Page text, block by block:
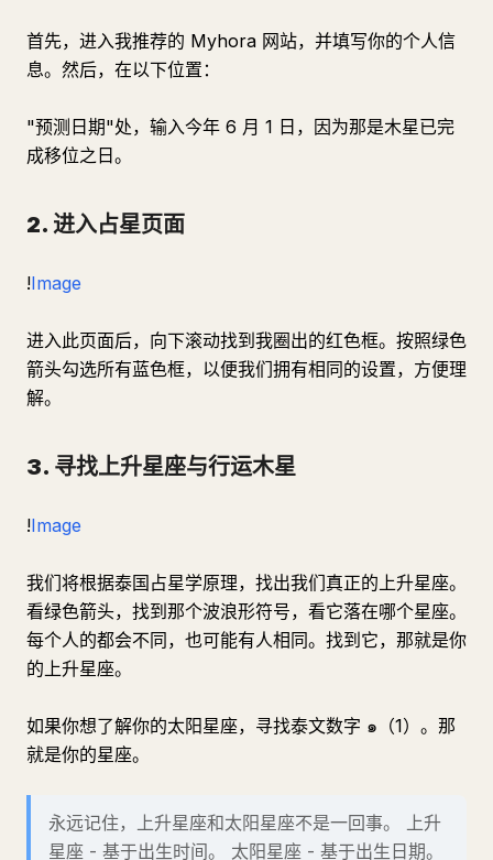
首先，进入我推荐的 Myhora 网站，并填写你的个人信
息。然后，在以下位置：
"预测日期"处，输入今年 6 月 1 日，因为那是木星已完
成移位之日。
2. 进入占星页面
!Image
进入此页面后，向下滚动找到我圈出的红色框。按照绿色
箭头勾选所有蓝色框，以便我们拥有相同的设置，方便理
解。
3. 寻找上升星座与行运木星
!Image
我们将根据泰国占星学原理，找出我们真正的上升星座。
看绿色箭头，找到那个波浪形符号，看它落在哪个星座。
每个人的都会不同，也可能有人相同。找到它，那就是你
的上升星座。
如果你想了解你的太阳星座，寻找泰文数字 ๑（1）。那
就是你的星座。
永远记住，上升星座和太阳星座不是一回事。 上升
星座 - 基于出生时间。 太阳星座 - 基于出生日期。